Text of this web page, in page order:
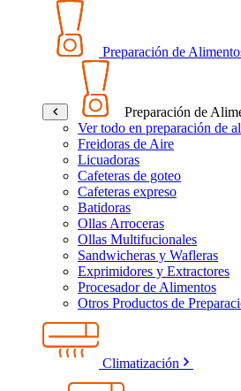
Preparación de
Preparación de
Ver todo en preparación de
Freidoras de Aire
Licuadoras
Cafeteras de goteo
Cafeteras expreso
Batidoras
Ollas Arroceras
Ollas Multifucionales
Sandwicheras y Wafleras
Exprimidores y Extractores
Procesador de Alimentos
Otros Productos de
Climatización